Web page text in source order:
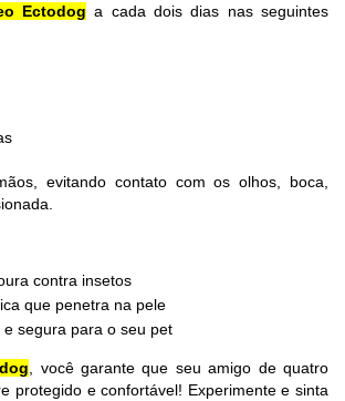
Ectodog a cada dois dias nas seguintes
evitando contato com os olhos, boca,
contra insetos
que penetra na pele
segura para o seu pet
, você garante que seu amigo de quatro
protegido e confortável! Experimente e sinta